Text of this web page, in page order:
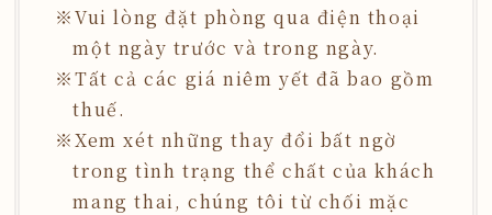
Vui lòng đặt phòng qua điện thoại
một ngày trước và trong ngày.
Tất cả các giá niêm yết đã bao gồm
thuế.
Xem xét những thay đổi bất ngờ
trong tình trạng thể chất của khách
mang thai, chúng tôi từ chối mặc